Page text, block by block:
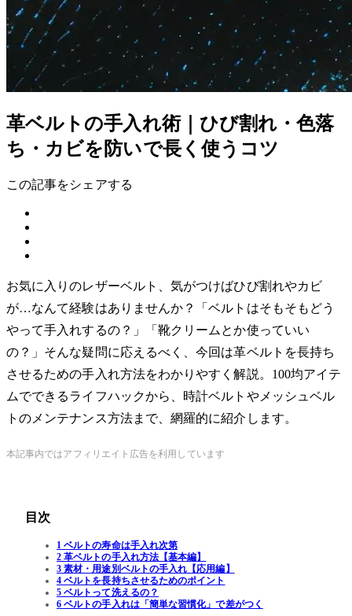
革ベルトの手入れ術｜ひび割れ・色落
ち・カビを防いで長く使うコツ
この記事をシェアする
お気に入りのレザーベルト、気がつけばひび割れやカビ
が…なんて経験はありませんか？「ベルトはそもそもどう
やって手入れするの？」「靴クリームとか使っていい
の？」そんな疑問に応えるべく、今回は革ベルトを長持ち
させるための手入れ方法をわかりやすく解説。100均アイテ
ムでできるライフハックから、時計ベルトやメッシュベル
トのメンテナンス方法まで、網羅的に紹介します。
本記事内ではアフィリエイト広告を利用しています
目次
1 ベルトの寿命は手入れ次第
2 革ベルトの手入れ方法【基本編】
3 素材・用途別ベルトの手入れ【応用編】
4 ベルトを長持ちさせるためのポイント
5 ベルトって洗えるの？
6 ベルトの手入れは「簡単な習慣化」で差がつく